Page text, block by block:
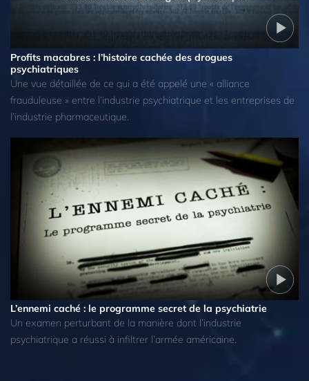
Profits macabres : l’histoire cachée des drogues
psychiatriques
Une vue détaillée de ce qui a été appelé une « alliance
frauduleuse » entre l’industrie psychiatrique et les entreprises de
l’industrie pharmaceutique.
L’ennemi caché : le programme secret de la psychiatrie
Un examen perturbant de la manière dont l’industrie
psychiatrique a réussi à infiltrer l’armée américaine.